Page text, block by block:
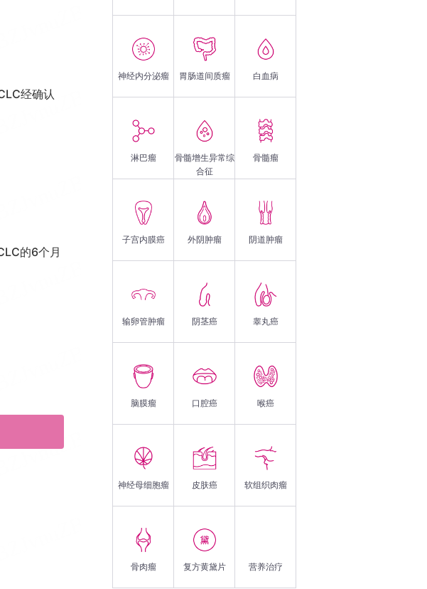
神经内分泌瘤 胃肠道间质瘤 白血病
淋巴瘤
骨髓增生异常综
合征
骨髓瘤
子宫内膜癌 外阴肿瘤 阴道肿瘤
输卵管肿瘤 阴茎癌 睾丸癌
脑膜瘤 口腔癌 喉癌
神经母细胞瘤 皮肤癌 软组织肉瘤
骨肉瘤 复方黄黛片 营养治疗